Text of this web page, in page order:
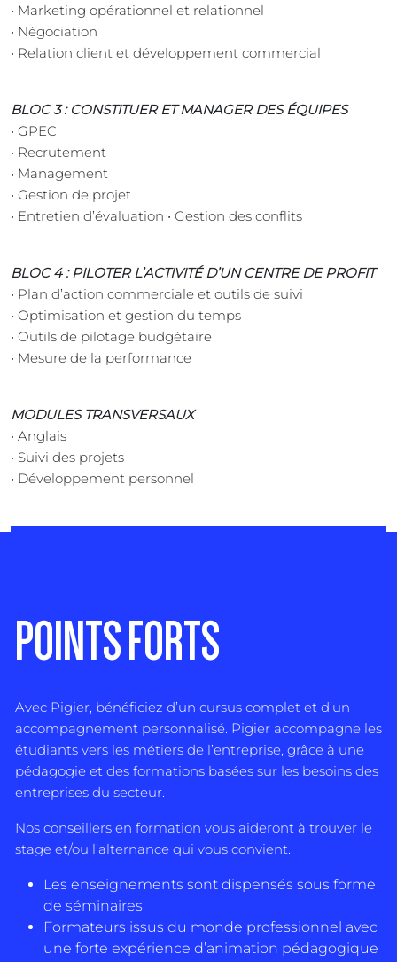
• Marketing opérationnel et relationnel
• Négociation
• Relation client et développement commercial
BLOC 3 : CONSTITUER ET MANAGER DES ÉQUIPES
• GPEC
• Recrutement
• Management
• Gestion de projet
• Entretien d’évaluation • Gestion des conflits
BLOC 4 : PILOTER L’ACTIVITÉ D’UN CENTRE DE PROFIT
• Plan d’action commerciale et outils de suivi
• Optimisation et gestion du temps
• Outils de pilotage budgétaire
• Mesure de la performance
MODULES TRANSVERSAUX
• Anglais
• Suivi des projets
• Développement personnel
POINTS FORTS
Avec Pigier, bénéficiez d’un cursus complet et d’un
accompagnement personnalisé. Pigier accompagne les
étudiants vers les métiers de l’entreprise, grâce à une
pédagogie et des formations basées sur les besoins des
entreprises du secteur.
Nos conseillers en formation vous aideront à trouver le
stage et/ou l’alternance qui vous convient.
Les enseignements sont dispensés sous forme
de séminaires
Formateurs issus du monde professionnel avec
une forte expérience d’animation pédagogique